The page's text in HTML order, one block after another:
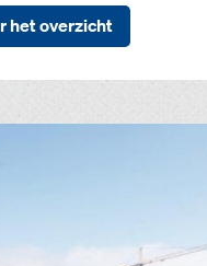
het overzicht